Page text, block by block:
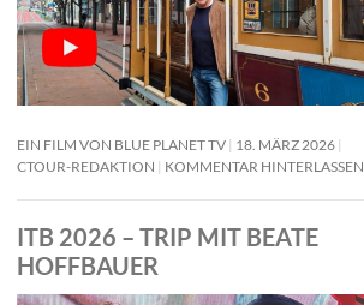
EIN FILM VON BLUE PLANET TV 18. MÄRZ 2026
CTOUR-REDAKTION
KOMMENTAR HINTERLASSEN
ITB 2026 – TRIP MIT BEATE
HOFFBAUER